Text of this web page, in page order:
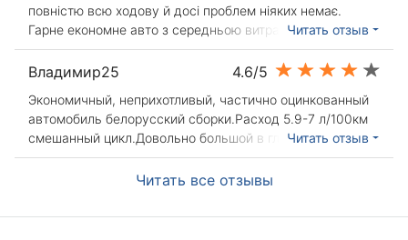
повністю всю ходову й досі проблем ніяких немає.
Гарне економне авто з середньою витратою 5.5 л/100
км як для міста так і для далеких поїздок. Із мінусів
лише шумоізоляція. Доволі також великий багажник.
вміщаються взагалі без проблем
Читать отзыв
Владимир25 4.6/5
Экономичный, неприхотливый, частично оцинкованный
автомобиль белорусский сборки.Расход 5.9-7 л/100км
смешанный цикл.Довольно большой в глубину
багажник,при сложенном заднем и передним сидением
пассажира, вмешаются 3 метровые (пластиковые
багажника. Задние пружины слабоваты, при 4
Читать отзыв
Читать все отзывы